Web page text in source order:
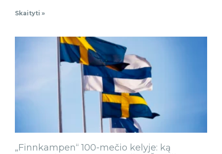
Skaityti »
„Finnkampen“ 100-mečio kelyje: ką